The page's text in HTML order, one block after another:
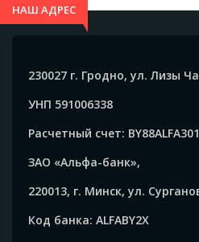
НАШ АДРЕС
230027 г. Гродно, ул. Лизы
УНП 591006338
Расчетный счет:
ЗАО «Альфа-банк»,
220013, г. Минск, ул.
Код банка: ALFABY2X